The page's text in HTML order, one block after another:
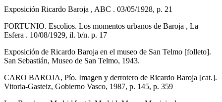
Exposición Ricardo Baroja , ABC . 03/05/1928, p. 21
FORTUNIO. Escolios. Los momentos urbanos de Baroja , La
Esfera . 10/08/1929, il. b/n. p. 17
Exposición de Ricardo Baroja en el museo de San Telmo [folleto].
San Sebastián, Museo de San Telmo, 1943.
CARO BAROJA, Pío. Imagen y derrotero de Ricardo Baroja [cat.].
Vitoria-Gasteiz, Gobierno Vasco, 1987, p. 145, p. 359